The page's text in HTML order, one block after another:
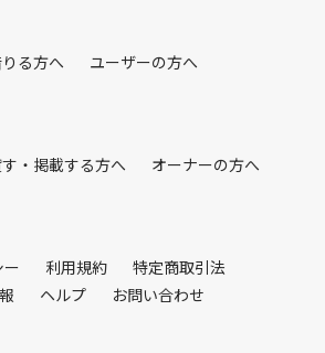
る方へ ユーザーの方へ
・掲載する方へ オーナーの方へ
利用規約
特定商取引法
ヘルプ お問い合わせ